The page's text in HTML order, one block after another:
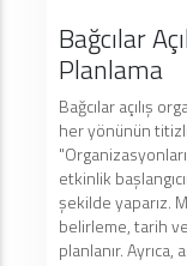
Bağcılar
Planlama
Bağcılar açılış
her yönünün
etkinlik
şekilde yaparız.
belirleme, tarih
planlanır. Ayrıca,